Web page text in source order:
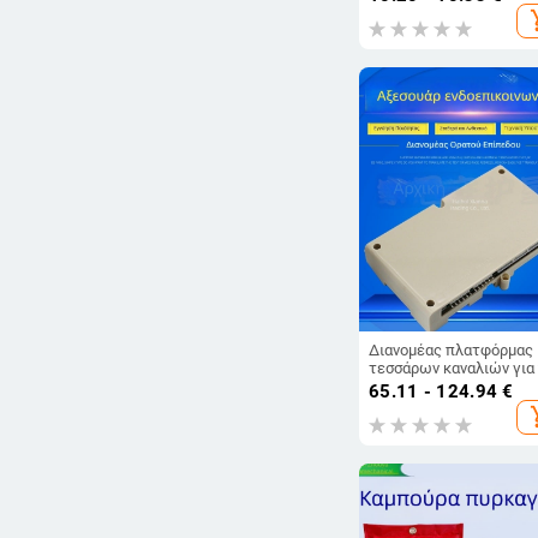
στάθμευσης
Διανομέας πλατφόρμας
τεσσάρων καναλιών για
σύστημα θυροτηλέφωνου
65.11 - 124.94 €